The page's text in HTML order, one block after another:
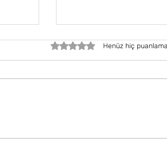
5 üzerinden 0 yıldız
Henüz hiç